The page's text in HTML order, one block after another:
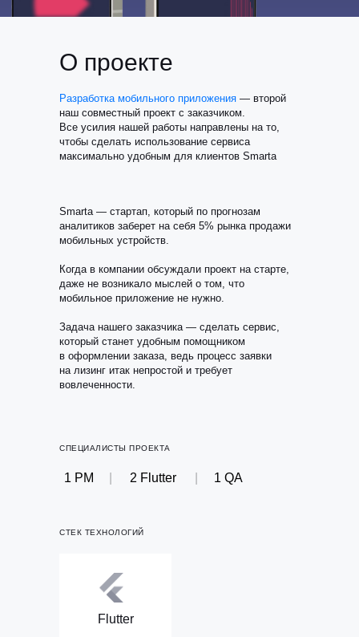
Smarta — cтартап, который по прогнозам
аналитиков заберет на себя 5% рынка продажи
мобильных устройств.
Когда в компании обсуждали проект на старте,
даже не возникало мыслей о том, что
мобильное приложение не нужно.
Задача нашего заказчика — сделать сервис,
который станет удобным помощником
в оформлении заказа, ведь процесс заявки
на лизинг итак непростой и требует
вовлеченности.
О проекте
СПЕЦИАЛИСТЫ ПРОЕКТА
1 PM 2 Flutter 1 QA
Разработка мобильного приложения — второй
наш совместный проект с заказчиком.
Все усилия нашей работы направлены на то,
чтобы сделать использование сервиса
максимально удобным для клиентов Smarta
Flutter
СТЕК ТЕХНОЛОГИЙ